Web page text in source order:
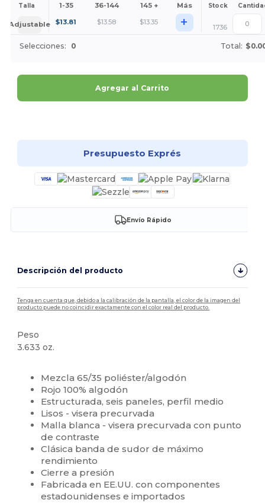
Talla 1-35 36-144 145 + Más Stock
Adjustable $13.81 $13.58 $13.35 + 1736
Selecciones: 0 Total:
Agregar al Carrito
Presupuesto Exprés
Envío Rápido
Descripción del producto
Tenga en cuenta que, debido a la calibración de la pantalla, el color de la imagen del
producto puede no coincidir exactamente con el color real del producto.
Peso
3.633 oz.
Mezcla 65/35 poliéster/algodón
Rojo 100% algodón
Estructurada, seis paneles, perfil medio
Lisos - visera precurvada
Malla blanca - visera precurvada con punto
de contraste
Clásica banda de sudor de máximo
rendimiento
Cierre a presión
Fabricada en EE.UU. con componentes
estadounidenses e importados